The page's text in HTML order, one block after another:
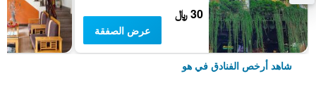
30 ﷼
عرض الصفقة
شاهد أرخص الفنادق في هو